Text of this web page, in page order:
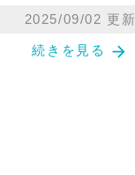
2025/09/02 更新
続きを見る arrow_forward